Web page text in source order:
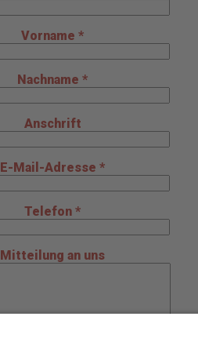
Vorname *
Nachname *
Anschrift
E-Mail-Adresse *
Telefon *
Mitteilung an uns